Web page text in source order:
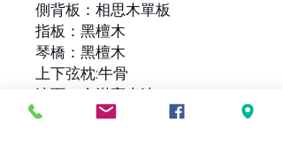
側背板：相思木單板
指板：黑檀木
琴橋：黑檀木
上下弦枕:牛骨
漆面：全滿亮光漆
弦:D'Addario EJ87